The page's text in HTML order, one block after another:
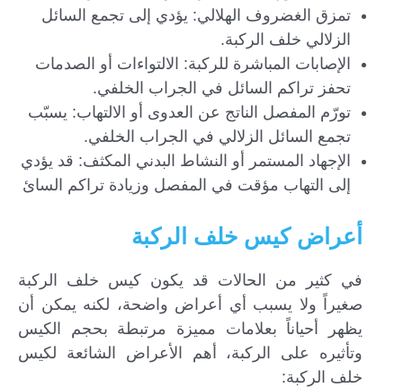
تمزق الغضروف الهلالي: يؤدي إلى تجمع السائل
الزلالي خلف الركبة.
الإصابات المباشرة للركبة: الالتواءات أو الصدمات
تحفز تراكم السائل في الجراب الخلفي.
تورّم المفصل الناتج عن العدوى أو الالتهاب: يسبّب
تجمع السائل الزلالي في الجراب الخلفي.
الإجهاد المستمر أو النشاط البدني المكثف: قد يؤدي
إلى التهاب مؤقت في المفصل وزيادة تراكم السائ
أعراض كيس خلف الركبة
في كثير من الحالات قد يكون كيس خلف الركبة
صغيراً ولا يسبب أي أعراض واضحة، لكنه يمكن أن
يظهر أحياناً بعلامات مميزة مرتبطة بحجم الكيس
وتأثيره على الركبة، أهم الأعراض الشائعة لكيس
خلف الركبة: